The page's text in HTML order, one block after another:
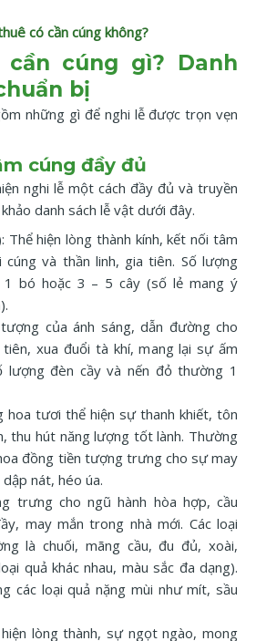
có cần cúng không?
cần cúng gì? Danh
bị
những gì để nghi lễ được trọn vẹn
cúng đầy đủ
nghi lễ một cách đầy đủ và truyền
danh sách lễ vật dưới đây.
Thể hiện lòng thành kính, kết nối tâm
cúng và thần linh, gia tiên. Số lượng
1 bó hoặc 3 – 5 cây (số lẻ mang ý
của ánh sáng, dẫn đường cho
xua đuổi tà khí, mang lại sự ấm
lượng đèn cầy và nến đỏ thường 1
hoa tươi thể hiện sự thanh khiết, tôn
thu hút năng lượng tốt lành. Thường
đồng tiền tượng trưng cho sự may
nát, héo úa.
trưng cho ngũ hành hòa hợp, cầu
may mắn trong nhà mới. Các loại
là chuối, mãng cầu, đu đủ, xoài,
quả khác nhau, màu sắc đa dạng).
các loại quả nặng mùi như mít, sầu
hiện lòng thành, sự ngọt ngào, mong